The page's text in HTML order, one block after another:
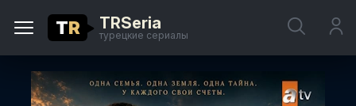
TR TRSeria
турецкие сериалы